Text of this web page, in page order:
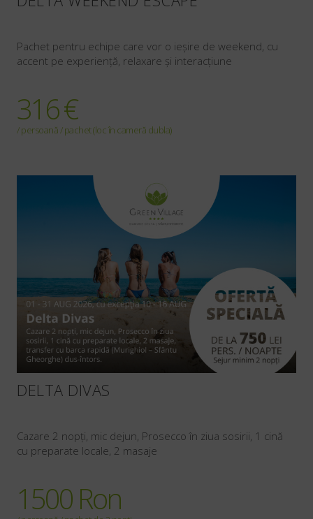
Pachet pentru echipe care vor o ieșire de weekend, cu
accent pe experiență, relaxare și interacțiune
316 €
/ persoană / pachet (loc în cameră dubla)
DELTA DIVAS
Cazare 2 nopți, mic dejun, Prosecco în ziua sosirii, 1 cină
cu preparate locale, 2 masaje
1500 Ron